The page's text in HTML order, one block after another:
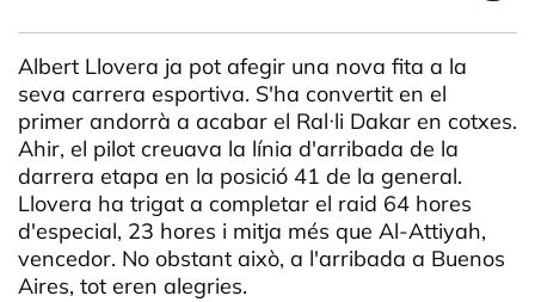
Albert Llovera ja pot afegir una nova fita a la
seva carrera esportiva. S'ha convertit en el
primer andorrà a acabar el Ral·li Dakar en cotxes.
Ahir, el pilot creuava la línia d'arribada de la
darrera etapa en la posició 41 de la general.
Llovera ha trigat a completar el raid 64 hores
d'especial, 23 hores i mitja més que Al-Attiyah,
vencedor. No obstant això, a l'arribada a Buenos
Aires, tot eren alegries.